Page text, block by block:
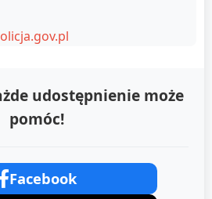
udostępnienie może
pomóc!
Facebook